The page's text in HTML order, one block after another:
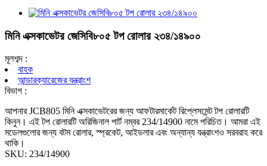
মিনি এক্সকাভেটর জেসিবি৮০৫ টপ রোলার ২৩৪/১৪৯০০
মূলশব্দ :
বাহক
আন্ডারক্যারেজের যন্ত্রাংশ
বিভাগ :
আপনার JCB805 মিনি এক্সকাভেটরের জন্য আফটারমার্কেট রিপ্লেসমেন্ট টপ রোলারটি
কিনুন। এই টপ রোলারটি অরিজিনাল পার্ট নম্বর 234/14900 নামে পরিচিত। আমরা এই
মডেলগুলোর জন্য বটম রোলার, স্প্রকেট, আইডলার এবং অন্যান্য যন্ত্রাংশও সরবরাহ করে
থাকি।
SKU: 234/14900